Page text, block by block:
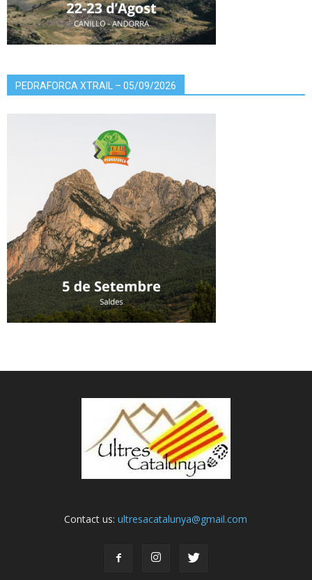
PEDRAFORCA XTRAIL – 05/09/2026
Contact us:ultresacatalunya@gmail.com